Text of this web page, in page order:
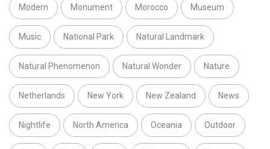
Modern Monument Morocco Museum
Music National Park Natural Landmark
Natural Phenomenon Natural Wonder Nature
Netherlands New York New Zealand News
Nightlife North America Oceania Outdoor